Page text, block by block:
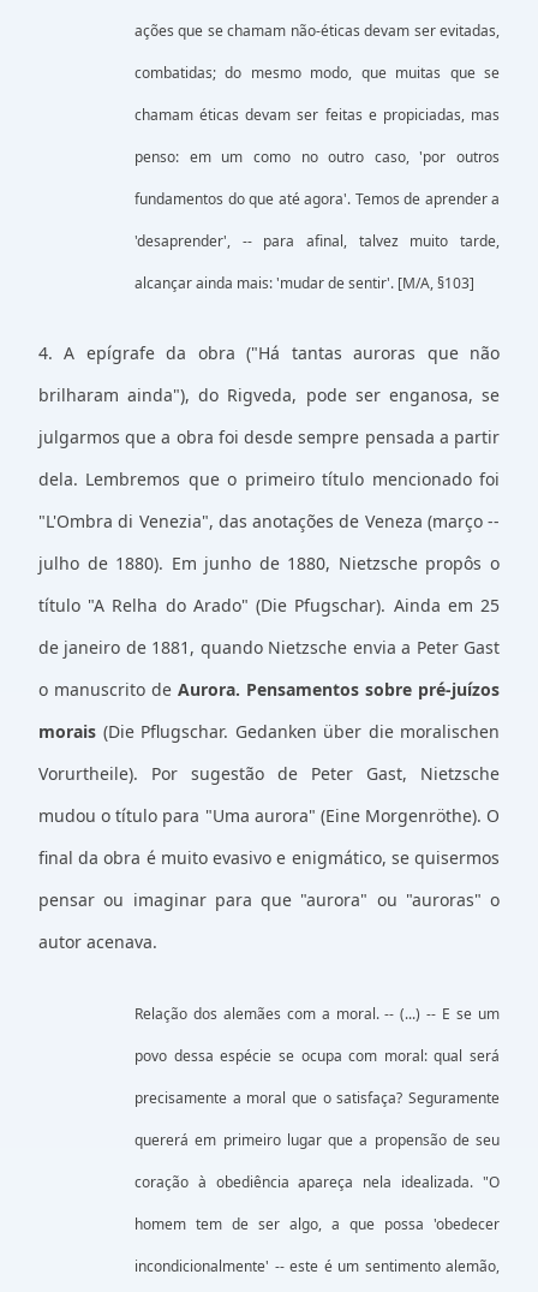
ações que se chamam não-éticas devam ser evitadas,
combatidas; do mesmo modo, que muitas que se
chamam éticas devam ser feitas e propiciadas, mas
penso: em um como no outro caso, 'por outros
fundamentos do que até agora'. Temos de aprender a
'desaprender', -- para afinal, talvez muito tarde,
alcançar ainda mais: 'mudar de sentir'. [M/A, §103]
4. A epígrafe da obra ("Há tantas auroras que não
brilharam ainda"), do Rigveda, pode ser enganosa, se
julgarmos que a obra foi desde sempre pensada a partir
dela. Lembremos que o primeiro título mencionado foi
"L'Ombra di Venezia", das anotações de Veneza (março --
julho de 1880). Em junho de 1880, Nietzsche propôs o
título "A Relha do Arado" (Die Pfugschar). Ainda em 25
de janeiro de 1881, quando Nietzsche envia a Peter Gast
o manuscrito de Aurora. Pensamentos sobre pré-juízos
morais (Die Pflugschar. Gedanken über die moralischen
Vorurtheile). Por sugestão de Peter Gast, Nietzsche
mudou o título para "Uma aurora" (Eine Morgenröthe). O
final da obra é muito evasivo e enigmático, se quisermos
pensar ou imaginar para que "aurora" ou "auroras" o
autor acenava.
Relação dos alemães com a moral. -- (...) -- E se um
povo dessa espécie se ocupa com moral: qual será
precisamente a moral que o satisfaça? Seguramente
quererá em primeiro lugar que a propensão de seu
coração à obediência apareça nela idealizada. "O
homem tem de ser algo, a que possa 'obedecer
incondicionalmente' -- este é um sentimento alemão,